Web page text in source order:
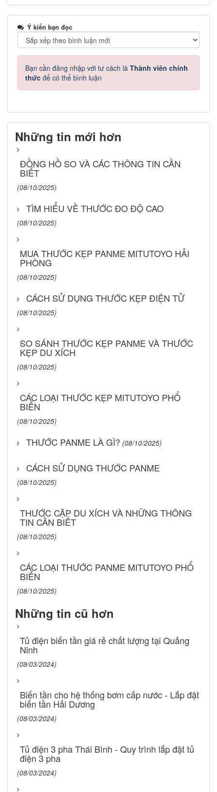
Ý kiến bạn đọc
Bạn cần đăng nhập với tư cách là Thành viên chính
thức để có thể bình luận
Những tin mới hơn
ĐỒNG HỒ SO VÀ CÁC THÔNG TIN CẦN
BIẾT
(08/10/2025)
TÌM HIỂU VỀ THƯỚC ĐO ĐỘ CAO
(08/10/2025)
MUA THƯỚC KẸP PANME MITUTOYO HẢI
PHÒNG
(08/10/2025)
CÁCH SỬ DỤNG THƯỚC KẸP ĐIỆN TỬ
(08/10/2025)
SO SÁNH THƯỚC KẸP PANME VÀ THƯỚC
KẸP DU XÍCH
(08/10/2025)
CÁC LOẠI THƯỚC KẸP MITUTOYO PHỔ
BIẾN
(08/10/2025)
THƯỚC PANME LÀ GÌ? (08/10/2025)
CÁCH SỬ DỤNG THƯỚC PANME
(08/10/2025)
THƯỚC CẶP DU XÍCH VÀ NHỮNG THÔNG
TIN CẦN BIẾT
(08/10/2025)
CÁC LOẠI THƯỚC PANME MITUTOYO PHỔ
BIẾN
(08/10/2025)
Những tin cũ hơn
Tủ điện biến tần giá rẻ chất lượng tại Quảng
Ninh
(08/03/2024)
Biến tần cho hệ thống bơm cấp nước - Lắp đặt
biến tần Hải Dương
(08/03/2024)
Tủ điện 3 pha Thái Bình - Quy trình lắp đặt tủ
điện 3 pha
(08/03/2024)